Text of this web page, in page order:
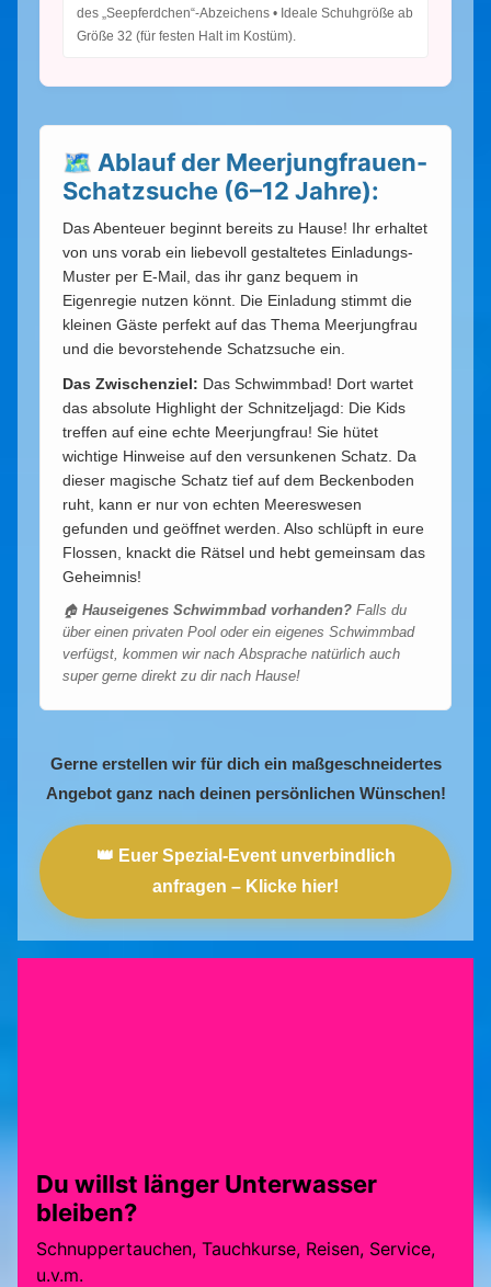
des „Seepferdchen“-Abzeichens • Ideale Schuhgröße ab
Größe 32 (für festen Halt im Kostüm).
🗺️ Ablauf der Meerjungfrauen-
Schatzsuche (6–12 Jahre):
Das Abenteuer beginnt bereits zu Hause! Ihr erhaltet
von uns vorab ein liebevoll gestaltetes Einladungs-
Muster per E-Mail, das ihr ganz bequem in
Eigenregie nutzen könnt. Die Einladung stimmt die
kleinen Gäste perfekt auf das Thema Meerjungfrau
und die bevorstehende Schatzsuche ein.
Das Zwischenziel: Das Schwimmbad! Dort wartet
das absolute Highlight der Schnitzeljagd: Die Kids
treffen auf eine echte Meerjungfrau! Sie hütet
wichtige Hinweise auf den versunkenen Schatz. Da
dieser magische Schatz tief auf dem Beckenboden
ruht, kann er nur von echten Meereswesen
gefunden und geöffnet werden. Also schlüpft in eure
Flossen, knackt die Rätsel und hebt gemeinsam das
Geheimnis!
🏠 Hauseigenes Schwimmbad vorhanden? Falls du
über einen privaten Pool oder ein eigenes Schwimmbad
verfügst, kommen wir nach Absprache natürlich auch
super gerne direkt zu dir nach Hause!
Gerne erstellen wir für dich ein maßgeschneidertes
Angebot ganz nach deinen persönlichen Wünschen!
👑 Euer Spezial-Event unverbindlich
anfragen – Klicke hier!
Du willst länger Unterwasser
bleiben?
Schnuppertauchen, Tauchkurse, Reisen, Service,
u.v.m.